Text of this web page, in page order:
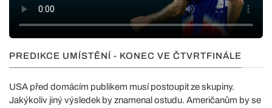
PREDIKCE UMÍSTĚNÍ - KONEC VE ČTVRTFINÁLE
USA před domácím publikem musí postoupit ze skupiny.
Jakýkoliv jiný výsledek by znamenal ostudu. Američanům by se